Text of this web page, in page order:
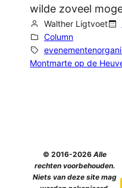
wilde zoveel
Walther Ligtvoet
Column
Montmarte op de
© 2016-2026Alle
rechten voorbehouden.
Niets van deze site mag